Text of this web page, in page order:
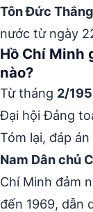
Tôn Đức Thắng
nước từ ngày
Hồ Chí Minh
nào?
Từ tháng 2/
Đại hội Đảng
Tóm lại, đáp
Nam Dân chủ
Chí Minh đảm
đến 1969, dẫn